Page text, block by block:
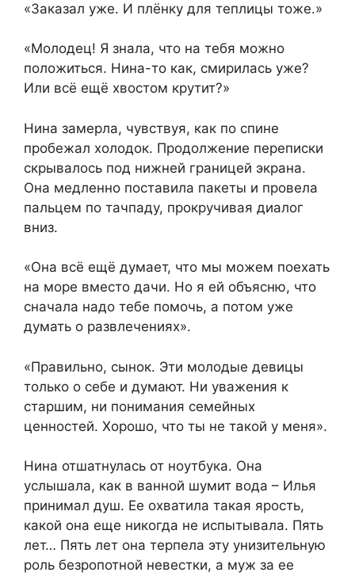
«Заказал уже. И плёнку для теплицы тоже.»
«Молодец! Я знала, что на тебя можно
положиться. Нина-то как, смирилась уже?
Или всё ещё хвостом крутит?»
Нина замерла, чувствуя, как по спине
пробежал холодок. Продолжение переписки
скрывалось под нижней границей экрана.
Она медленно поставила пакеты и провела
пальцем по тачпаду, прокручивая диалог
вниз.
«Она всё ещё думает, что мы можем поехать
на море вместо дачи. Но я ей объясню, что
сначала надо тебе помочь, а потом уже
думать о развлечениях».
«Правильно, сынок. Эти молодые девицы
только о себе и думают. Ни уважения к
старшим, ни понимания семейных
ценностей. Хорошо, что ты не такой у меня».
Нина отшатнулась от ноутбука. Она
услышала, как в ванной шумит вода – Илья
принимал душ. Ее охватила такая ярость,
какой она еще никогда не испытывала. Пять
лет… Пять лет она терпела эту унизительную
роль безропотной невестки, а муж за ее